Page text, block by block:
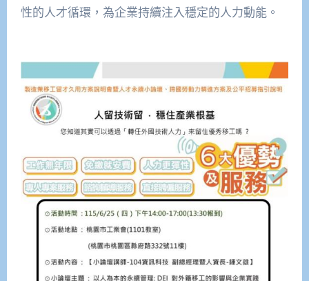
性的人才循環，為企業持續注入穩定的人力動能。